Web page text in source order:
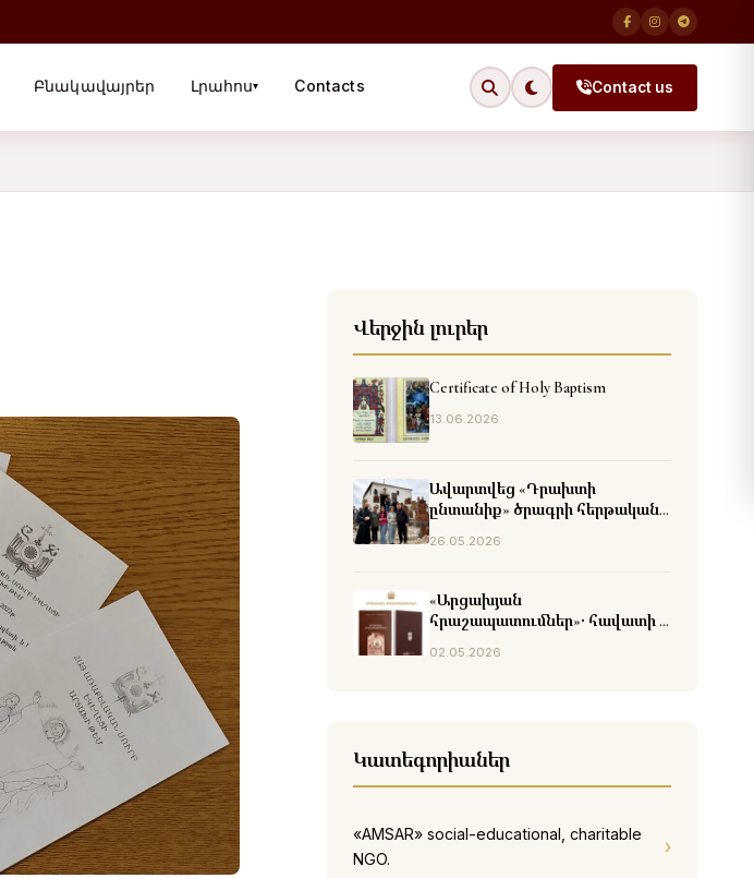
Բնակավայրեր Լրահոս▾ Contacts Contact us
Վերջին լուրեր
Certificate of Holy Baptism
13.06.2026
Ավարտվեց «Դրախտի
ընտանիք» ծրագրի հերթական
26.05.2026
«Արցախյան
հրաշապատումներ»․ հավատի և
02.05.2026
Կատեգորիաներ
«AMSAR» social-educational, charitable
NGO.